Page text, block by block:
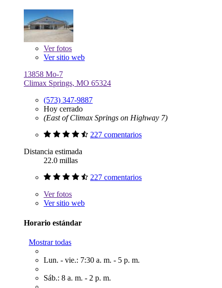
Verfotos
Ver sitio web
13858 Mo-7
Climax Springs, MO 65324
(573) 347-9887
Hoy cerrado
(East of Climax Springs on Highway 7)
227 comentarios
Distancia estimada
22.0 millas
227 comentarios
Verfotos
Ver sitio web
Horario estándar
Mostrar todas
Lun. - vie.: 7:30 a. m. - 5 p. m.
Sáb.: 8 a. m. - 2 p. m.